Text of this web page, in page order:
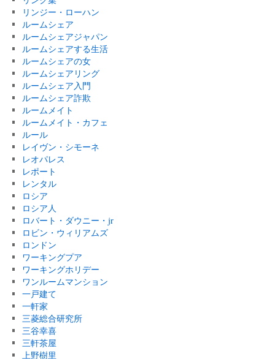
リンジー・ローハン
ルームシェア
ルームシェアジャパン
ルームシェアする生活
ルームシェアの女
ルームシェアリング
ルームシェア入門
ルームシェア詐欺
ルームメイト
ルームメイト・カフェ
ルール
レイヴン・シモーネ
レオパレス
レポート
レンタル
ロシア
ロシア人
ロバート・ダウニー・jr
ロビン・ウィリアムズ
ロンドン
ワーキングプア
ワーキングホリデー
ワンルームマンション
一戸建て
一軒家
三菱総合研究所
三谷幸喜
三軒茶屋
上野樹里